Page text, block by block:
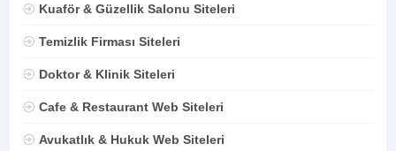
Kuaför & Güzellik Salonu Siteleri
Temizlik Firması Siteleri
Doktor & Klinik Siteleri
Cafe & Restaurant Web Siteleri
Avukatlık & Hukuk Web Siteleri